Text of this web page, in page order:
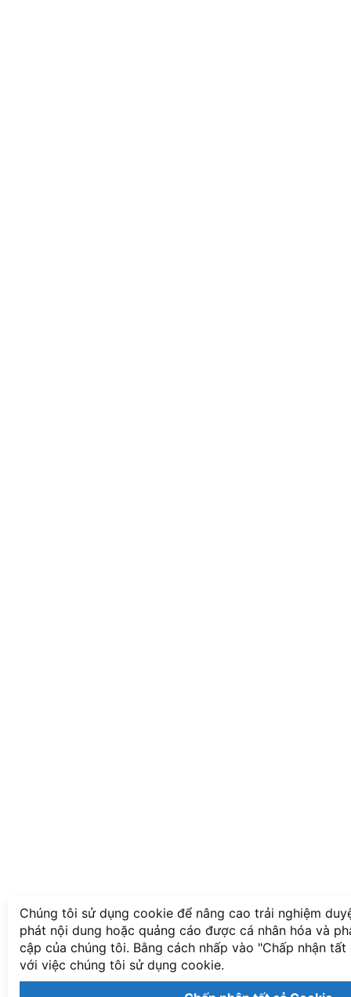
Chúng tôi sử dụng cookie để nâng cao trải nghiệm
phát nội dung hoặc quảng cáo được cá nhân hóa và
cập của chúng tôi. Bằng cách nhấp vào "Chấp nhận
với việc chúng tôi sử dụng cookie.